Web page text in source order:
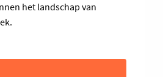
het landschap van